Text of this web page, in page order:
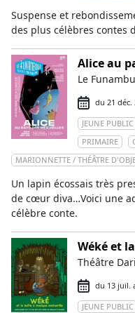
Suspense et
des plus célèbres contes
Alice au
Le
du 21 déc.
JEUNE PUBLIC
PRIMAIRE
MARIONNETTE / THÉÂTRE
Un lapin écossais très
de cœur diva…Voici une
célèbre conte.
Wéké et
Théâtre
du 13 juil.
JEUNE PUBLIC